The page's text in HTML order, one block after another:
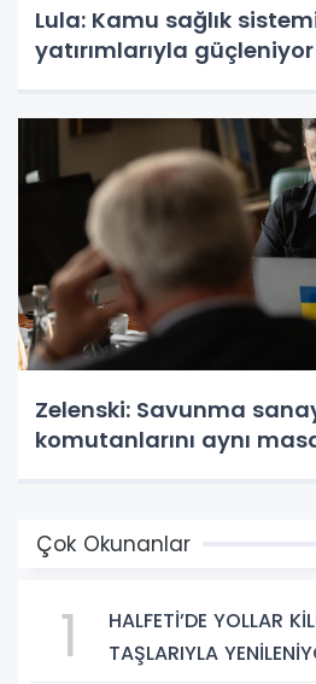
Lula: Kamu sağlık
yatırımlarıyla güçleniyor
Zelenski: Savunma
komutanlarını aynı
Çok Okunanlar
1
HALFETİ’DE YOLLAR
TAŞLARIYLA